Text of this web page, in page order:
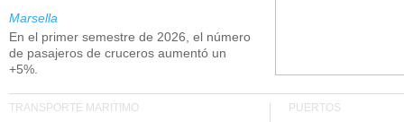
granel está
disminuyendo.
Marsella
En el primer semestre de 2026, el número
de pasajeros de cruceros aumentó un
+5%.
TRANSPORTE MARÍTIMO PUERTOS